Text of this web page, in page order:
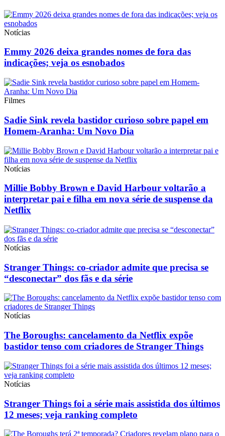
Notícias
Emmy 2026 deixa grandes nomes de fora das
indicações; veja os esnobados
Filmes
Sadie Sink revela bastidor curioso sobre papel em
Homem-Aranha: Um Novo Dia
Notícias
Millie Bobby Brown e David Harbour voltarão a
interpretar pai e filha em nova série de suspense da
Netflix
Notícias
Stranger Things: co-criador admite que precisa se
“desconectar” dos fãs e da série
Notícias
The Boroughs: cancelamento da Netflix expõe
bastidor tenso com criadores de Stranger Things
Notícias
Stranger Things foi a série mais assistida dos últimos
12 meses; veja ranking completo